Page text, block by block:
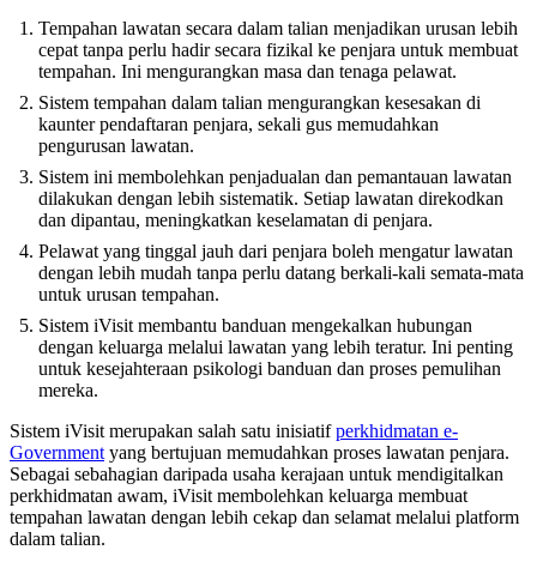
Tempahan lawatan secara dalam talian menjadikan urusan lebih
cepat tanpa perlu hadir secara fizikal ke penjara untuk membuat
tempahan. Ini mengurangkan masa dan tenaga pelawat.
Sistem tempahan dalam talian mengurangkan kesesakan di
kaunter pendaftaran penjara, sekali gus memudahkan
pengurusan lawatan.
Sistem ini membolehkan penjadualan dan pemantauan lawatan
dilakukan dengan lebih sistematik. Setiap lawatan direkodkan
dan dipantau, meningkatkan keselamatan di penjara.
Pelawat yang tinggal jauh dari penjara boleh mengatur lawatan
dengan lebih mudah tanpa perlu datang berkali-kali semata-mata
untuk urusan tempahan.
Sistem iVisit membantu banduan mengekalkan hubungan
dengan keluarga melalui lawatan yang lebih teratur. Ini penting
untuk kesejahteraan psikologi banduan dan proses pemulihan
mereka.
Sistem iVisit merupakan salah satu inisiatifperkhidmatan e-
Government yang bertujuan memudahkan proses lawatan penjara.
Sebagai sebahagian daripada usaha kerajaan untuk mendigitalkan
perkhidmatan awam, iVisit membolehkan keluarga membuat
tempahan lawatan dengan lebih cekap dan selamat melalui platform
dalam talian.